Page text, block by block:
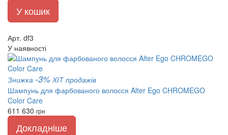
У кошик
Арт. df3
У наявності
Знижка -3% ХІТ продажів
Шампунь для фарбованого волосся Alter Ego CHROMEGO
Color Care
611 630 грн
Докладніше